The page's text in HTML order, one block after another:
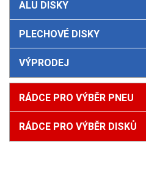
ALU DISKY
PLECHOVÉ DISKY
VÝPRODEJ
RÁDCE PRO VÝBĚR PNEU
RÁDCE PRO VÝBĚR DISKŮ